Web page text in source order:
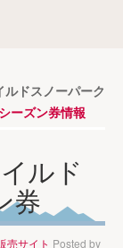
。
割りリフト券
ドスノーパーク
ーズン券情報
イルド
券
売サイト Posted by